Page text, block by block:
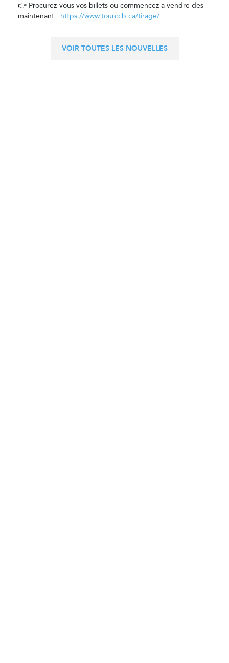
👉 Procurez-vous vos billets ou commencez à vendre dès
maintenant : https://www.tourccb.ca/tirage/
VOIR TOUTES LES NOUVELLES